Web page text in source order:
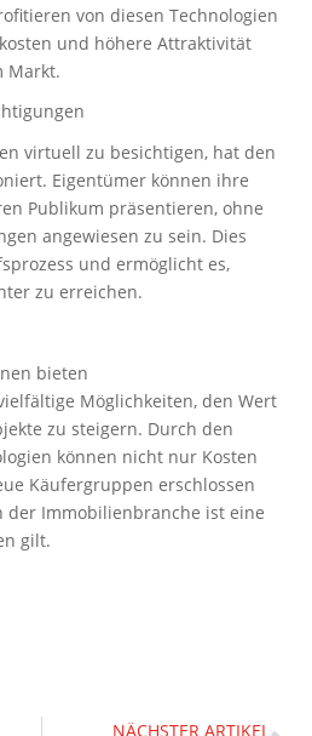
von diesen Technologien
und höhere Attraktivität
Markt.
virtuell zu besichtigen, hat den
Eigentümer können ihre
Publikum präsentieren, ohne
angewiesen zu sein. Dies
und ermöglicht es,
zu erreichen.
bieten
Möglichkeiten, den Wert
zu steigern. Durch den
können nicht nur Kosten
Käufergruppen erschlossen
der Immobilienbranche ist eine
gilt.
NÄCHSTER ARTIKEL